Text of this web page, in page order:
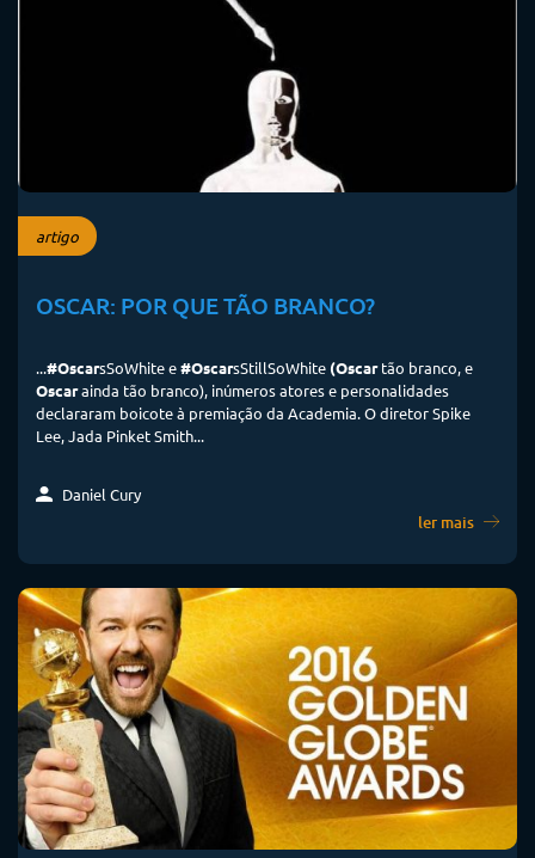
artigo
OSCAR: POR QUE TÃO BRANCO?
...#OscarsSoWhite e#OscarsStillSoWhite (Oscartão branco, e
Oscarainda tão branco), inúmeros atores e personalidades
declararam boicote à premiação da Academia. O diretor Spike
Lee, Jada Pinket Smith...
Daniel Cury
ler mais